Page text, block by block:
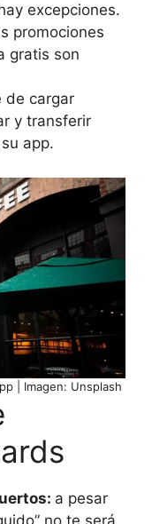
excepciones.
promociones
gratis son
de cargar
y transferir
app.
| Imagen: Unsplash
a pesar